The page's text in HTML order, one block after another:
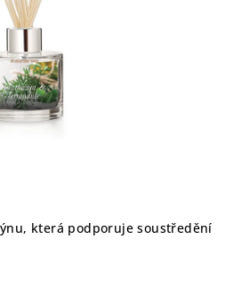
která podporuje soustředění